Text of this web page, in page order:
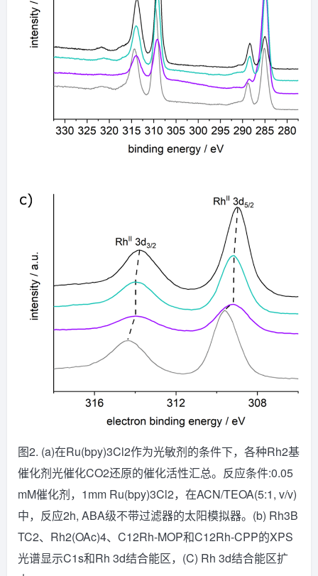
图2. (a)在Ru(bpy)3Cl2作为光敏剂的条件下，各种Rh2基
催化剂光催化CO2还原的催化活性汇总。反应条件:0.05
mM催化剂，1mm Ru(bpy)3Cl2，在ACN/TEOA(5:1, v/v)
中，反应2h, ABA级不带过滤器的太阳模拟器。(b) Rh3B
TC2、Rh2(OAc)4、C12Rh-MOP和C12Rh-CPP的XPS
光谱显示C1s和Rh 3d结合能区，(C) Rh 3d结合能区扩